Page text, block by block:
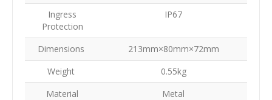
Ingress
Protection
IP67
Dimensions
213mm×80mm×72mm
Weight
0.55kg
Material
Metal